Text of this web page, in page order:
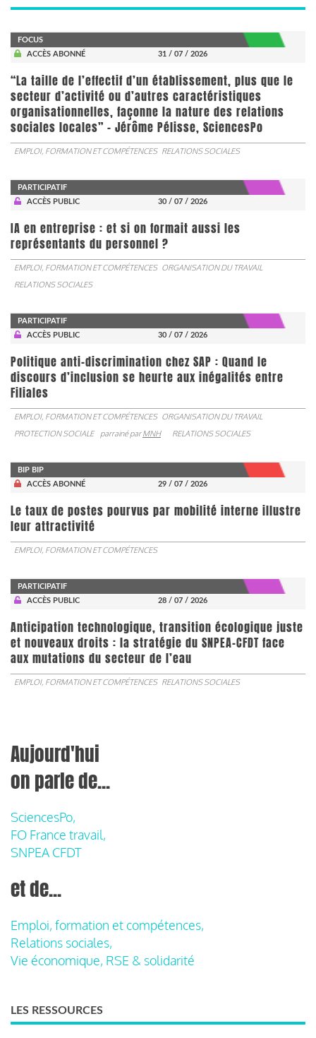
FOCUS
ACCÈS ABONNÉ
31 / 07 / 2026
“La taille de l’effectif d’un établissement, plus que le
secteur d’activité ou d’autres caractéristiques
organisationnelles, façonne la nature des relations
sociales locales” - Jérôme Pélisse, SciencesPo
EMPLOI, FORMATION ET COMPÉTENCES RELATIONS SOCIALES
PARTICIPATIF
ACCÈS PUBLIC
30 / 07 / 2026
IA en entreprise : et si on formait aussi les
représentants du personnel ?
EMPLOI, FORMATION ET COMPÉTENCES ORGANISATION DU TRAVAIL
RELATIONS SOCIALES
PARTICIPATIF
ACCÈS PUBLIC
30 / 07 / 2026
Politique anti-discrimination chez SAP : Quand le
discours d’inclusion se heurte aux inégalités entre
Filiales
EMPLOI, FORMATION ET COMPÉTENCES ORGANISATION DU TRAVAIL
PROTECTION SOCIALE
parrainé parMNH RELATIONS SOCIALES
BIP BIP
ACCÈS ABONNÉ
29 / 07 / 2026
Le taux de postes pourvus par mobilité interne illustre
leur attractivité
EMPLOI, FORMATION ET COMPÉTENCES
PARTICIPATIF
ACCÈS PUBLIC
28 / 07 / 2026
Anticipation technologique, transition écologique juste
et nouveaux droits : la stratégie du SNPEA-CFDT face
aux mutations du secteur de l’eau
EMPLOI, FORMATION ET COMPÉTENCES RELATIONS SOCIALES
Aujourd'hui
on parle de...
SciencesPo,
FO France travail,
SNPEA CFDT
et de...
Emploi, formation et compétences,
Relations sociales,
Vie économique, RSE & solidarité
LES RESSOURCES